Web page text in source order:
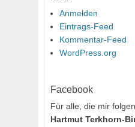
Anmelden
Eintrags-Feed
Kommentar-Feed
WordPress.org
Facebook
Für alle, die mir
Hartmut Terkhorn-